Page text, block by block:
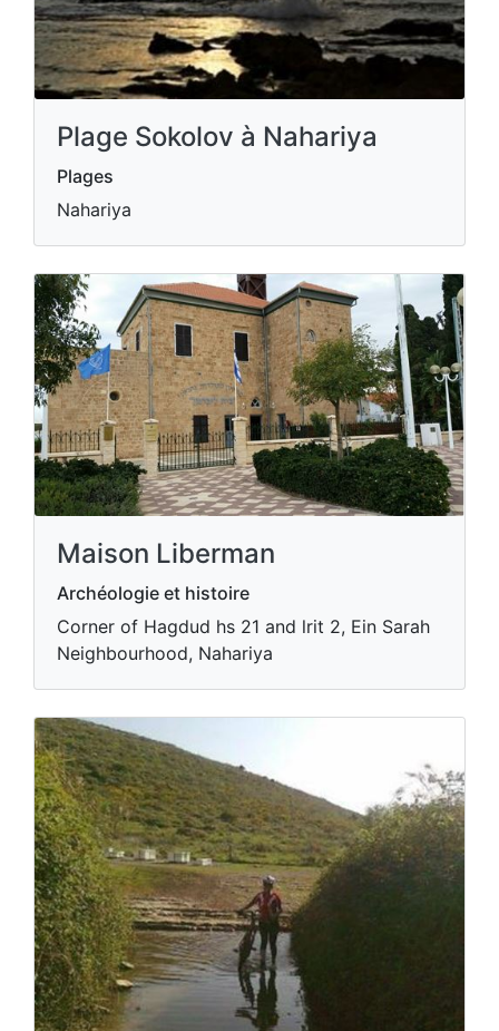
Plage Sokolov à Nahariya
Plages
Nahariya
Maison Liberman
Archéologie et histoire
Corner of Hagdud hs 21 and lrit 2, Ein Sarah
Neighbourhood, Nahariya